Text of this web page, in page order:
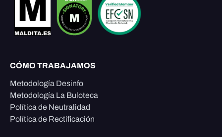
CÓMO TRABAJAMOS
Metodología Desinfo
Metodología La Buloteca
Política de Neutralidad
Política de Rectificación